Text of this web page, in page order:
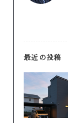
最近の投稿